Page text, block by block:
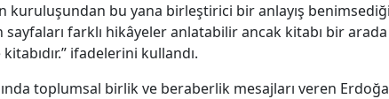
kuruluşundan bu yana birleştirici bir anlayış
sayfaları farklı hikâyeler anlatabilir ancak kitabı bir
ifadelerini kullandı.
toplumsal birlik ve beraberlik mesajları veren